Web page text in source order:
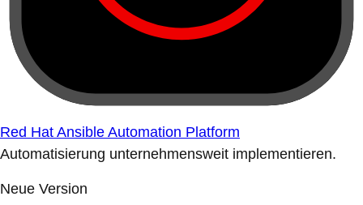
Red Hat Ansible Automation Platform
Automatisierung unternehmensweit implementieren.
Neue Version